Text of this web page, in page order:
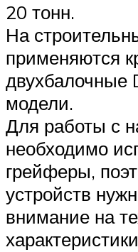
20 тонн.
На
применяются
двухбалочные
модели.
Для работы с
необходимо
грейферы,
устройств
внимание на